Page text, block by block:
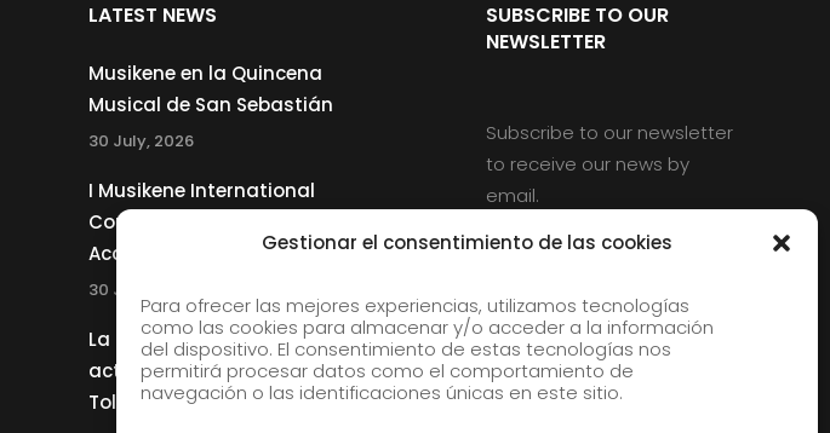
Gestionar el consentimiento de las cookies
Para ofrecer las mejores experiencias, utilizamos tecnologías
como las cookies para almacenar y/o acceder a la información
del dispositivo. El consentimiento de estas tecnologías nos
permitirá procesar datos como el comportamiento de
navegación o las identificaciones únicas en este sitio.
LATEST NEWS
Musikene en la Quincena
Musical de San Sebastián
30 July, 2026
I Musikene International
Competition for Young
Accordionists
30 July, 2026
La Musikene Big Band
actuará junto a Charles
Tolliver en el 61 Jazzaldia
SUBSCRIBE TO OUR
NEWSLETTER
Subscribe to our newsletter
to receive our news by
email.